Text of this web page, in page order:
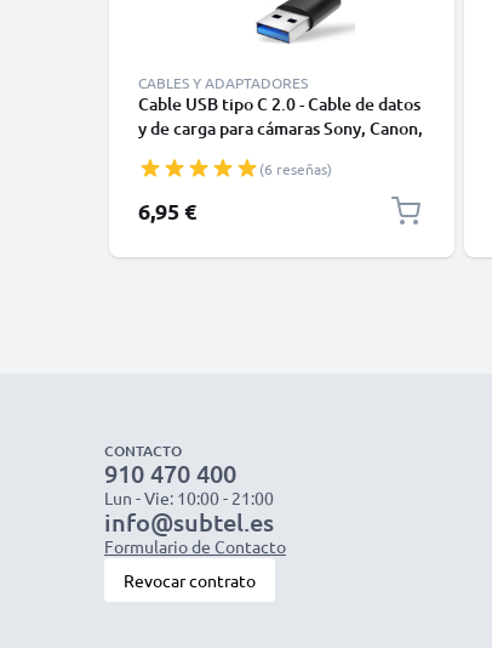
CABLES Y ADAPTADORES
Cable USB tipo C 2.0 - Cable de datos
y de carga para cámaras Sony, Canon,
Moto Z, Huawei, Xiaomi - 1,0m Cable
cargador USB tipo C
(6 reseñas)
6,95 €
CONTACTO
910 470 400
Lun - Vie: 10:00 - 21:00
info@subtel.es
Formulario de Contacto
Revocar contrato